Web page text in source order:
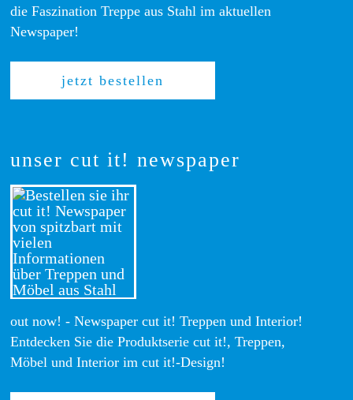
die Faszination Treppe aus Stahl im aktuellen
Newspaper!
jetzt bestellen
unser cut it! newspaper
out now! - Newspaper cut it! Treppen und Interior!
Entdecken Sie die Produktserie cut it!, Treppen,
Möbel und Interior im cut it!-Design!